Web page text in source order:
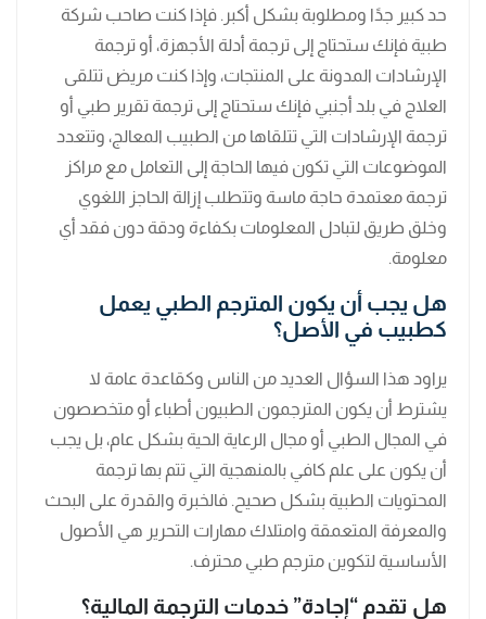
حد كبير جدًا ومطلوبة بشكل أكبر. فإذا كنت صاحب شركة
طبية فإنك ستحتاج إلى ترجمة أدلة الأجهزة، أو ترجمة
الإرشادات المدونة على المنتجات، وإذا كنت مريض تتلقى
العلاج في بلد أجنبي فإنك ستحتاج إلى ترجمة تقرير طبي أو
ترجمة الإرشادات التي تتلقاها من الطبيب المعالج، وتتعدد
الموضوعات التي تكون فيها الحاجة إلى التعامل مع مراكز
ترجمة معتمدة حاجة ماسة وتتطلب إزالة الحاجز اللغوي
وخلق طريق لتبادل المعلومات بكفاءة ودقة دون فقد أي
معلومة.
هل يجب أن يكون المترجم الطبي يعمل
كطبيب في الأصل؟
يراود هذا السؤال العديد من الناس وكقاعدة عامة لا
يشترط أن يكون المترجمون الطبيون أطباء أو متخصصون
في المجال الطبي أو مجال الرعاية الحية بشكل عام، بل يجب
أن يكون على علم كافي بالمنهجية التي تتم بها ترجمة
المحتويات الطبية بشكل صحيح. فالخبرة والقدرة على البحث
والمعرفة المتعمقة وامتلاك مهارات التحرير هي الأصول
الأساسية لتكوين مترجم طبي محترف.
هل تقدم “إجادة” خدمات الترجمة المالية؟